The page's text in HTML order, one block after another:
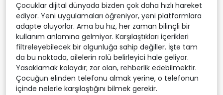
Çocuklar dijital dünyada bizden çok daha hızlı hareket
ediyor. Yeni uygulamaları öğreniyor, yeni platformlara
adapte oluyorlar. Ama bu hız, her zaman bilinçli bir
kullanım anlamına gelmiyor. Karşılaştıkları içerikleri
filtreleyebilecek bir olgunluğa sahip değiller. İşte tam
da bu noktada, ailelerin rolü belirleyici hale geliyor.
Yasaklamak kolaydır; zor olan, rehberlik edebilmektir.
Çocuğun elinden telefonu almak yerine, o telefonun
içinde nelerle karşılaştığını bilmek gerekir.